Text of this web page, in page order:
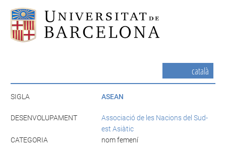
català
SIGLA ASEAN
DESENVOLUPAMENT
Associació de les Nacions del Sud-
est Asiàtic
CATEGORIA
nom femení